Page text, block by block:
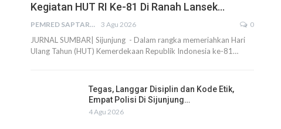
Kegiatan HUT RI Ke-81 Di Ranah Lansek…
PEMRED SAPTARIUS 3 Agu 2026 0
JURNAL SUMBAR| Sijunjung - Dalam rangka memeriahkan Hari
Ulang Tahun (HUT) Kemerdekaan Republik Indonesia ke-81…
Tegas, Langgar Disiplin dan Kode Etik,
Empat Polisi Di Sijunjung…
4 Agu 2026